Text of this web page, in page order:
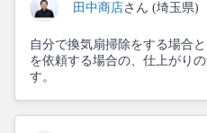
田中商店さん (埼玉県)
自分で換気扇掃除をする場合
を依頼する場合の、仕上がり
す。